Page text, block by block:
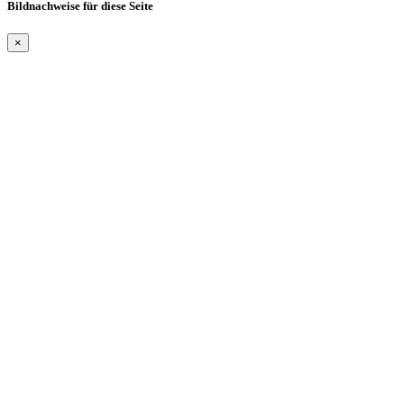
Bildnachweise für diese Seite
×